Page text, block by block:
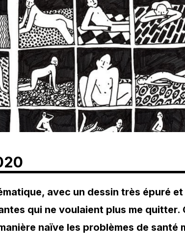
avec un dessin très épuré
qui ne voulaient plus me quitter.
naïve les problèmes de santé